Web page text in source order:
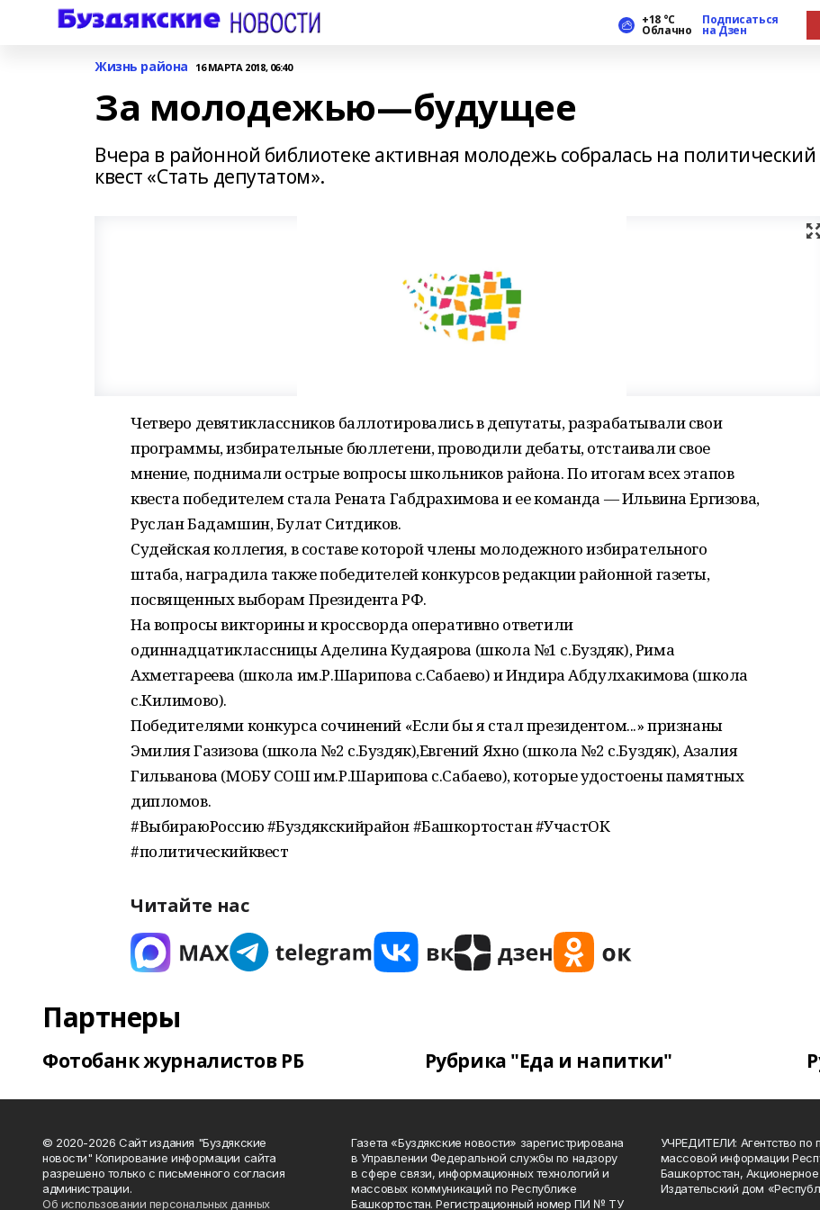
+18 °С
Облачно
Подписаться
на Дзен
Жизнь района 16 МАРТА 2018, 06:40
За молодежью—будущее
Вчера в районной библиотеке активная молодежь собралась на политический
квест «Стать депутатом».
Четверо девятиклассников баллотировались в депутаты, разрабатывали свои
программы, избирательные бюллетени, проводили дебаты, отстаивали свое
мнение, поднимали острые вопросы школьников района. По итогам всех этапов
квеста победителем стала Рената Габдрахимова и ее команда — Ильвина Ергизова,
Руслан Бадамшин, Булат Ситдиков.
Судейская коллегия, в составе которой члены молодежного избирательного
штаба, наградила также победителей конкурсов редакции районной газеты,
посвященных выборам Президента РФ.
На вопросы викторины и кроссворда оперативно ответили
одиннадцатиклассницы Аделина Кудаярова (школа №1 с.Буздяк), Рима
Ахметгареева (школа им.Р.Шарипова с.Сабаево) и Индира Абдулхакимова (школа
с.Килимово).
Победителями конкурса сочинений «Если бы я стал президентом...» признаны
Эмилия Газизова (школа №2 с.Буздяк),Евгений Яхно (школа №2 с.Буздяк), Азалия
Гильванова (МОБУ СОШ им.Р.Шарипова с.Сабаево), которые удостоены памятных
дипломов.
#ВыбираюРоссию #Буздякскийрайон #Башкортостан #УчастОК
#политическийквест
Читайте нас
Партнеры
Фотобанк журналистов РБ Рубрика "Еда и напитки"
© 2020-2026 Сайт издания "Буздякские
новости" Копирование информации сайта
разрешено только с письменного согласия
администрации.
Об использовании персональных данных
Газета «Буздякские новости» зарегистрирована
в Управлении Федеральной службы по надзору
в сфере связи, информационных технологий и
массовых коммуникаций по Республике
Башкортостан. Регистрационный номер ПИ № ТУ
УЧРЕДИТЕЛИ: Агентство по
массовой информации
Башкортостан,
Издательский дом